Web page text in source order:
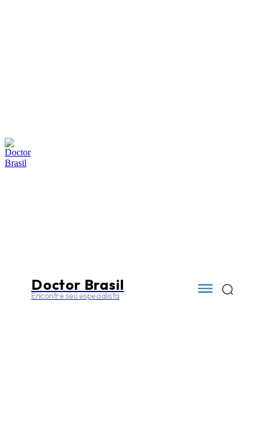
Doctor Brasil
Encontre seu especialista